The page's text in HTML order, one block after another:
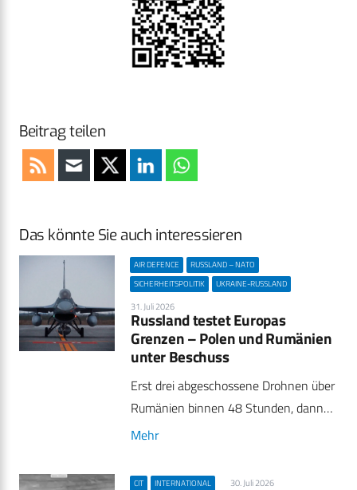
Beitrag teilen
Das könnte Sie auch interessieren
AIR DEFENCE
RUSSLAND – NATO
SICHERHEITSPOLITIK
UKRAINE-RUSSLAND
31. Juli 2026
Russland testet Europas
Grenzen – Polen und Rumänien
unter Beschuss
Erst drei abgeschossene Drohnen über
Rumänien binnen 48 Stunden, dann…
Mehr
CIT INTERNATIONAL 30. Juli 2026